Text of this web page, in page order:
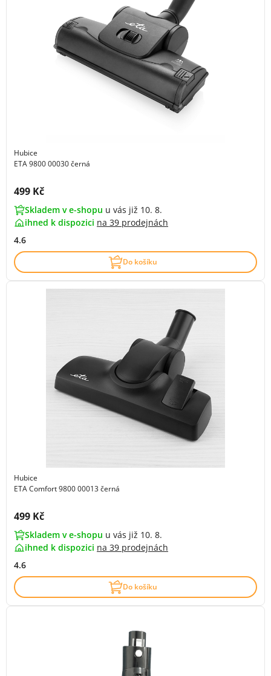
Hubice
ETA 9800 00030 černá
Cena s DPH:
499 Kč
Skladem v e-shopu u vás již 10. 8.
ihned k dispozici na 39 prodejnách
4.6
Do košíku
Hubice
ETA Comfort 9800 00013 černá
Cena s DPH:
499 Kč
Skladem v e-shopu u vás již 10. 8.
ihned k dispozici na 39 prodejnách
4.6
Do košíku